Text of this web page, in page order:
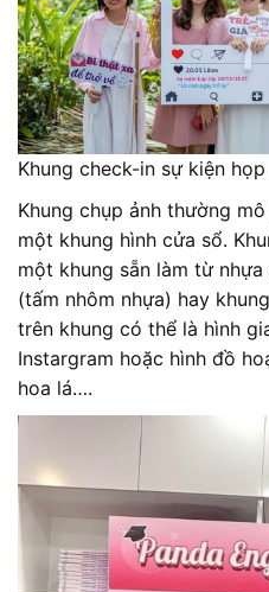
Khung check-in sự kiện
Khung chụp ảnh thường
một khung hình cửa sổ.
một khung sẵn làm từ
(tấm nhôm nhựa) hay
trên khung có thể là hình
Instargram hoặc hình đồ
hoa lá….